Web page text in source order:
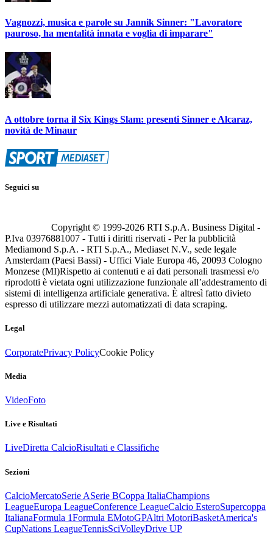
Vagnozzi, musica e parole su Jannik Sinner: "Lavoratore
pauroso, ha mentalità innata e voglia di imparare"
A ottobre torna il Six Kings Slam: presenti Sinner e Alcaraz,
novità de Minaur
Seguici su
Copyright © 1999-2026 RTI S.p.A. Business Digital -
P.Iva 03976881007 - Tutti i diritti riservati - Per la pubblicità
Mediamond S.p.A. - RTI S.p.A., Mediaset N.V., sede legale
Amsterdam (Paesi Bassi) - Uffici Viale Europa 46, 20093 Cologno
Monzese (MI)Rispetto ai contenuti e ai dati personali trasmessi e/o
riprodotti è vietata ogni utilizzazione funzionale all’addestramento di
sistemi di intelligenza artificiale generativa. È altresì fatto divieto
espresso di utilizzare mezzi automatizzati di data scraping.
Legal
CorporatePrivacy PolicyCookie Policy
Media
VideoFoto
Live e Risultati
LiveDiretta CalcioRisultati e Classifiche
Sezioni
CalcioMercatoSerie ASerie BCoppa ItaliaChampions
LeagueEuropa LeagueConference LeagueCalcio EsteroSupercoppa
ItalianaFormula 1Formula EMotoGPAltri MotoriBasketAmerica's
CupNations LeagueTennisSciVolleyDrive UP